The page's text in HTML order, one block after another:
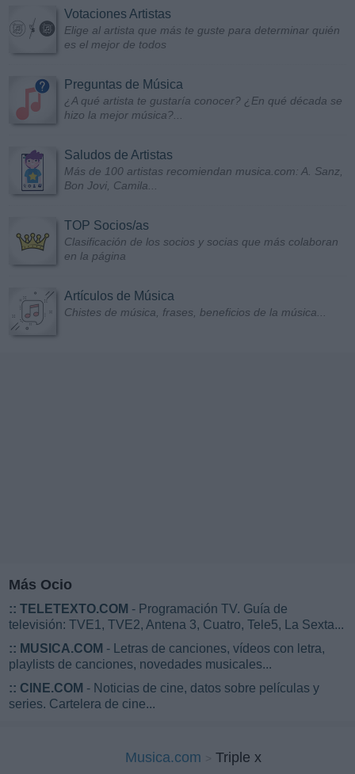
Votaciones Artistas
Elige al artista que más te guste para determinar quién
es el mejor de todos
Preguntas de Música
¿A qué artista te gustaría conocer? ¿En qué década se
hizo la mejor música?...
Saludos de Artistas
Más de 100 artistas recomiendan musica.com: A. Sanz,
Bon Jovi, Camila...
TOP Socios/as
Clasificación de los socios y socias que más colaboran
en la página
Artículos de Música
Chistes de música, frases, beneficios de la música...
Más Ocio
:: TELETEXTO.COM - Programación TV. Guía de
televisión: TVE1, TVE2, Antena 3, Cuatro, Tele5, La Sexta...
:: MUSICA.COM - Letras de canciones, vídeos con letra,
playlists de canciones, novedades musicales...
:: CINE.COM - Noticias de cine, datos sobre películas y
series. Cartelera de cine...
Musica.com Triple x